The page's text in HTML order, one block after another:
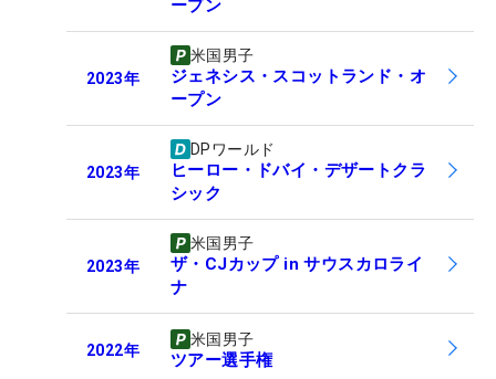
ープン
2023年
米国男子
ジェネシス・スコットランド・オ
ープン
2023年
DPワールド
ヒーロー・ドバイ・デザートクラ
シック
2023年
米国男子
ザ・CJカップ in サウスカロライ
ナ
2022年
米国男子
ツアー選手権